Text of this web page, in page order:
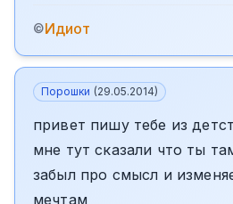
©Идиот
Порошки (29.05.2014)
привет пишу тебе из
мне тут сказали что ты
забыл про смысл и
мечтам